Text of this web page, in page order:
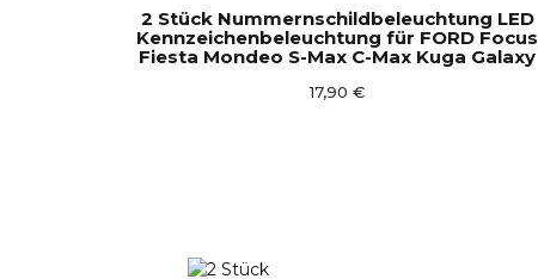
2 Stück Nummernschildbeleuchtung LED
Kennzeichenbeleuchtung für FORD Focus
Fiesta Mondeo S-Max C-Max Kuga Galaxy
17,90 €